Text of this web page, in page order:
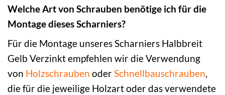
Welche Art von Schrauben benötige ich für die
Montage dieses Scharniers?
Für die Montage unseres Scharniers Halbbreit
Gelb Verzinkt empfehlen wir die Verwendung
von Holzschrauben oderSchnellbauschrauben,
die für die jeweilige Holzart oder das verwendete